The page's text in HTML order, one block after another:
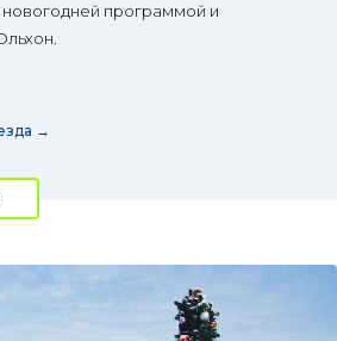
программой и
→